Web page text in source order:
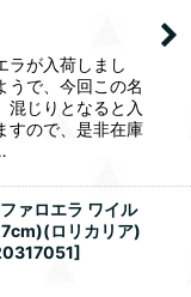
ラが入荷しまし
うで、今回この名
混じりとなると入
すので、是非在庫
ァロエラ ワイル
ロリカリア)
]